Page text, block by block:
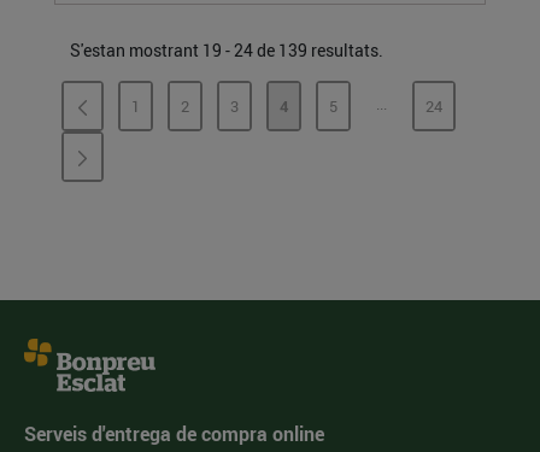
S'estan mostrant 19 - 24 de 139 resultats.
PÀGINA
1 PÀGINA
2 PÀGINA
3 PÀGINA
4 PÀGINA
5 ...PÀGINESPÀGINA
24
Serveis d'entrega de compra online